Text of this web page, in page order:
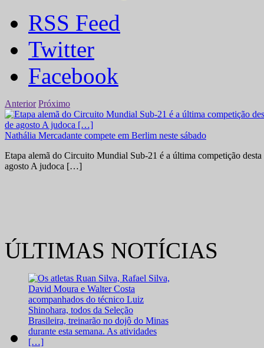
RSS Feed
Twitter
Facebook
Anterior Próximo
Nathália Mercadante compete em Berlim neste sábado
Etapa alemã do Circuito Mundial Sub-21 é a última competição
agosto A judoca […]
ÚLTIMAS NOTÍCIAS